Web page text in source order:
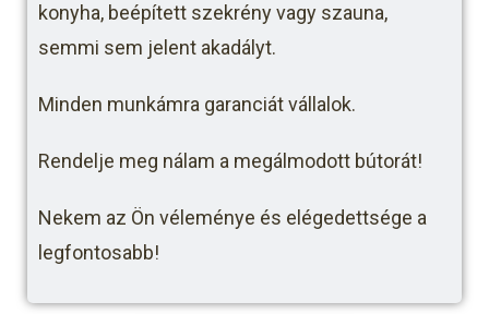
konyha, beépített szekrény vagy szauna,
semmi sem jelent akadályt.
Minden munkámra garanciát vállalok.
Rendelje meg nálam a megálmodott bútorát!
Nekem az Ön véleménye és elégedettsége a
legfontosabb!